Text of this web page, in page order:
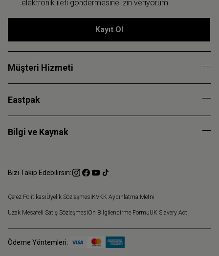
elektronik ileti göndermesine izin veriyorum.
Kayıt Ol
Müşteri Hizmeti
Eastpak
Bilgi ve Kaynak
Bizi Takip Edebilirsin:
Çerez PolitikasıÜyelik SözleşmesiKVKK Aydınlatma Metni
Uzak Mesafeli Satış SözleşmesiÖn Bilgilendirme FormuUK Slavery Act
Ödeme Yöntemleri: